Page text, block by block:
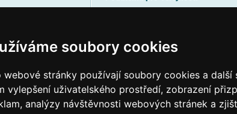
soubory cookies
webové stránky používají soubory cookies a další
vylepšení uživatelského prostředí, zobrazení
analýzy návštěvnosti webových stránek a
(více informací
Elektronická podatelna:
posta@msmtgov cz